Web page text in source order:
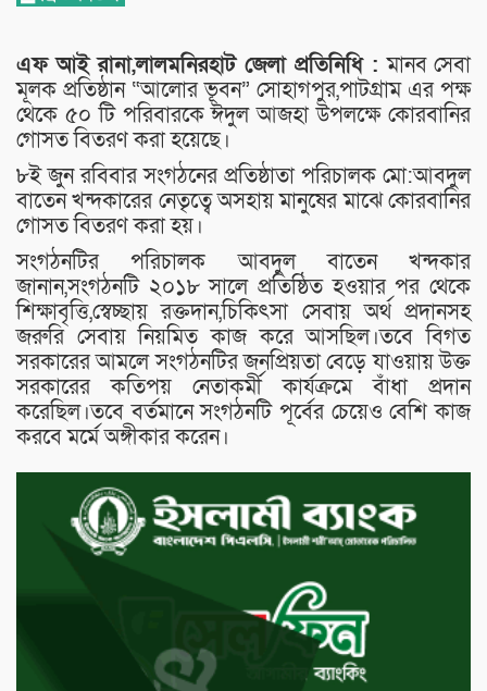
এফ আই রানা,লালমনিরহাট জেলা প্রতিনিধি :মানব সেবা
মূলক প্রতিষ্ঠান “আলোর ভূবন” সোহাগপুর,পাটগ্রাম এর পক্ষ
থেকে ৫০ টি পরিবারকে ঈদুল আজহা উপলক্ষে কোরবানির
গোসত বিতরণ করা হয়েছে।
৮ই জুন রবিবার সংগঠনের প্রতিষ্ঠাতা পরিচালক মো:আবদুল
বাতেন খন্দকারের নেতৃত্বে অসহায় মানুষের মাঝে কোরবানির
গোসত বিতরণ করা হয়।
সংগঠনটির পরিচালক আবদুল বাতেন খন্দকার
জানান,সংগঠনটি ২০১৮ সালে প্রতিষ্ঠিত হওয়ার পর থেকে
শিক্ষাবৃত্তি,স্বেচ্ছায় রক্তদান,চিকিৎসা সেবায় অর্থ প্রদানসহ
জরুরি সেবায় নিয়মিত কাজ করে আসছিল।তবে বিগত
সরকারের আমলে সংগঠনটির জনপ্রিয়তা বেড়ে যাওয়ায় উক্ত
সরকারের কতিপয় নেতাকর্মী কার্যক্রমে বাঁধা প্রদান
করেছিল।তবে বর্তমানে সংগঠনটি পূর্বের চেয়েও বেশি কাজ
করবে মর্মে অঙ্গীকার করেন।